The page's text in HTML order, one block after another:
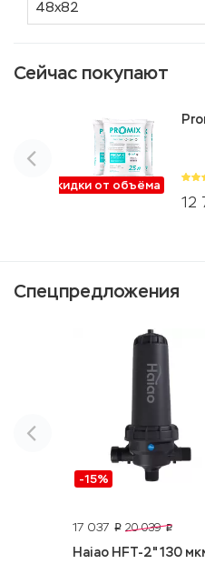
48х82
Сейчас покупают
Скидки от объёма
12
Спецпредложения
-15%
17 037 p 20 039 p
Haiao HFT-2" 130